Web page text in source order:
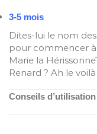
3-5 mois
Dites-lui le nom
pour commencer à
Marie la
Renard ? Ah le voilà
Conseils d’utilisation